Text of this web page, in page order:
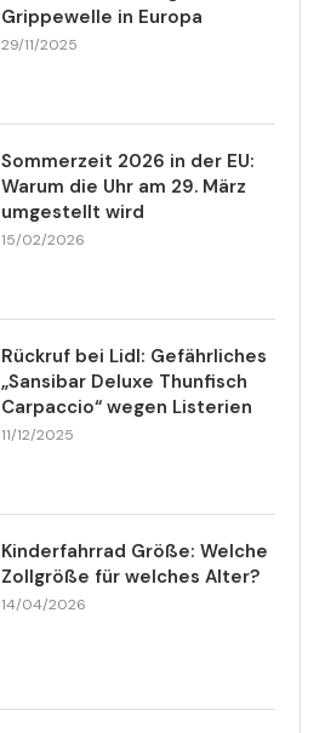
Grippewelle in Europa
29/11/2025
Sommerzeit 2026 in der EU:
Warum die Uhr am 29. März
umgestellt wird
15/02/2026
Rückruf bei Lidl: Gefährliches
„Sansibar Deluxe Thunfisch
Carpaccio“ wegen Listerien
11/12/2025
Kinderfahrrad Größe: Welche
Zollgröße für welches Alter?
14/04/2026